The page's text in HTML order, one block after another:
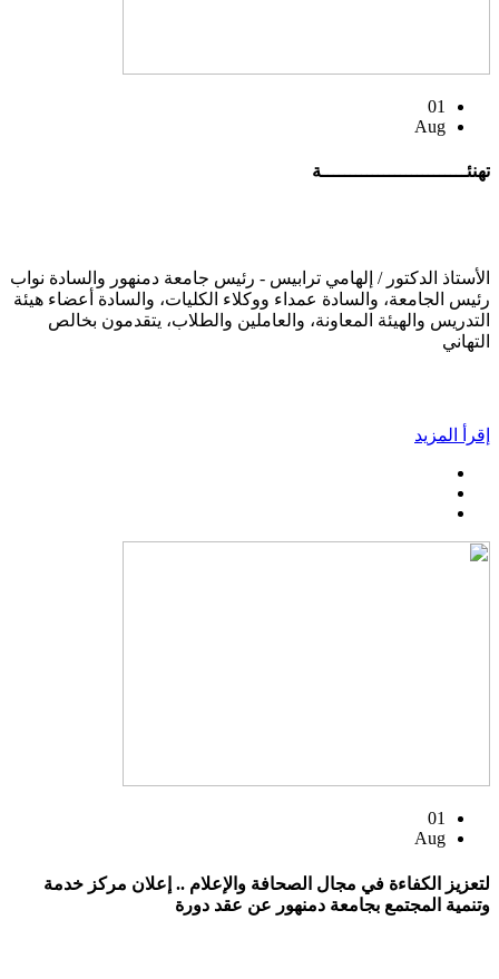
01
Aug
تهنئــــــــــــــــــــــــــة
الأستاذ الدكتور / إلهامي ترابيس - رئيس جامعة دمنهور والسادة نواب
رئيس الجامعة، والسادة عمداء ووكلاء الكليات، والسادة أعضاء هيئة
التدريس والهيئة المعاونة، والعاملين والطلاب، يتقدمون بخالص
التهاني
إقرأ المزيد
01
Aug
لتعزيز الكفاءة في مجال الصحافة والإعلام .. إعلان مركز خدمة
وتنمية المجتمع بجامعة دمنهور عن عقد دورة